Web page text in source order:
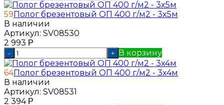
59Полог брезентовый ОП 400 г/м2 - 3x5м
В наличии
Артикул: SV08530
2 993 Р
- + В корзину
64Полог брезентовый ОП 400 г/м2 - 3x4м
В наличии
Артикул: SV08531
2 394 Р